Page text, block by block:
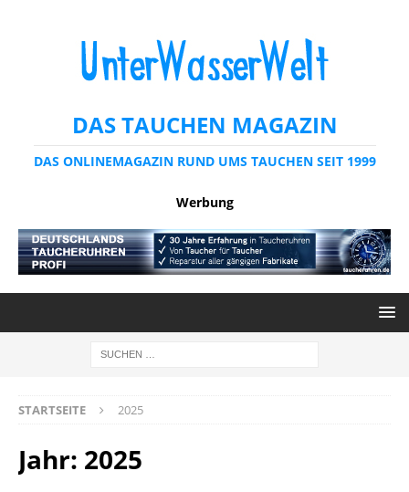
DAS TAUCHEN MAGAZIN
DAS ONLINEMAGAZIN RUND UMS TAUCHEN SEIT 1999
Werbung
STARTSEITE 2025
Jahr: 2025